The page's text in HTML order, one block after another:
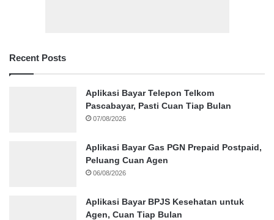
Recent Posts
Aplikasi Bayar Telepon Telkom
Pascabayar, Pasti Cuan Tiap Bulan
07/08/2026
Aplikasi Bayar Gas PGN Prepaid Postpaid,
Peluang Cuan Agen
06/08/2026
Aplikasi Bayar BPJS Kesehatan untuk
Agen, Cuan Tiap Bulan